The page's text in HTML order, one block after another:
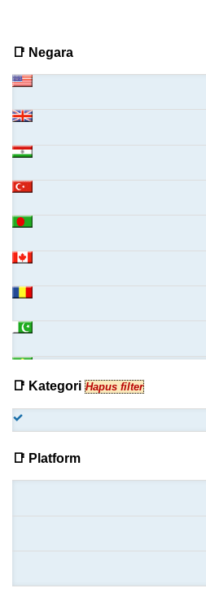
📑 Negara
📑 Kategori Hapus filter
📑 Platform